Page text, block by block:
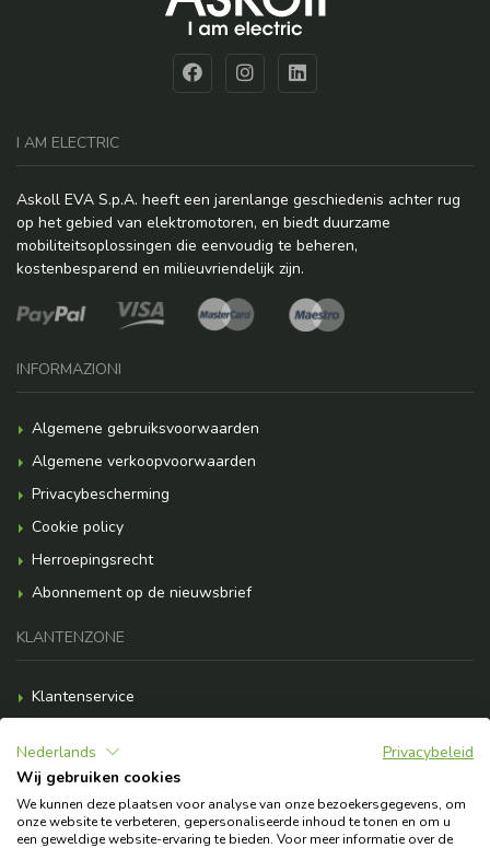
I AM ELECTRIC
Askoll EVA S.p.A. heeft een jarenlange geschiedenis achter rug
op het gebied van elektromotoren, en biedt duurzame
mobiliteitsoplossingen die eenvoudig te beheren,
kostenbesparend en milieuvriendelijk zijn.
INFORMAZIONI
Algemene gebruiksvoorwaarden
Algemene verkoopvoorwaarden
Privacybescherming
Cookie policy
Herroepingsrecht
Abonnement op de nieuwsbrief
KLANTENZONE
Klantenservice
Verzendkosten
F.A.Q.
Heb je hulp nodig?
Nederlands
Privacybeleid
Wij gebruiken cookies
We kunnen deze plaatsen voor analyse van onze bezoekersgegevens, om
onze website te verbeteren, gepersonaliseerde inhoud te tonen en om u
een geweldige website-ervaring te bieden. Voor meer informatie over de